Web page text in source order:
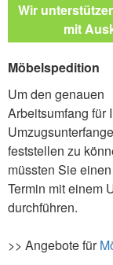
Wir
mit
Möbelspedition
Um den genauen
Arbeitsumfang für
feststellen zu
müssten Sie
Termin mit einem
durchführen.
>> Angebote für